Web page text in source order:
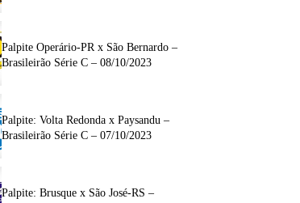
Palpite Operário-PR x São Bernardo –
Brasileirão Série C – 08/10/2023
Palpite: Volta Redonda x Paysandu –
Brasileirão Série C – 07/10/2023
Palpite: Brusque x São José-RS –